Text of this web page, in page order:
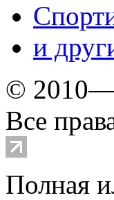
и
©
Все
Полная